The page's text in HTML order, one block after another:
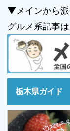
▼メインから派
グルメ系記事
栃木県ガイド